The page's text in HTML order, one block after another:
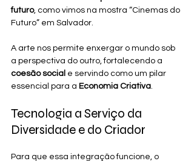
futuro, como vimos na mostra “Cinemas do
Futuro” em Salvador.
A arte nos permite enxergar o mundo sob
a perspectiva do outro, fortalecendo a
coesão social e servindo como um pilar
essencial para a Economia Criativa.
Tecnologia a Serviço da
Diversidade e do Criador
Para que essa integração funcione, o